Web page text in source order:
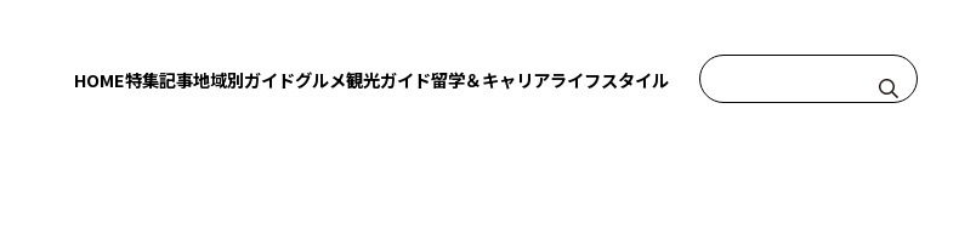
HOME特集記事地域別ガイドグルメ観光ガイド留学＆キャリアライフスタイル